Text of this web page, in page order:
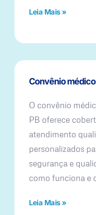
Leia Mais »
Convênio médico
O convênio
PB oferece
atendimento
personalizados
segurança e
como funciona e
Leia Mais »